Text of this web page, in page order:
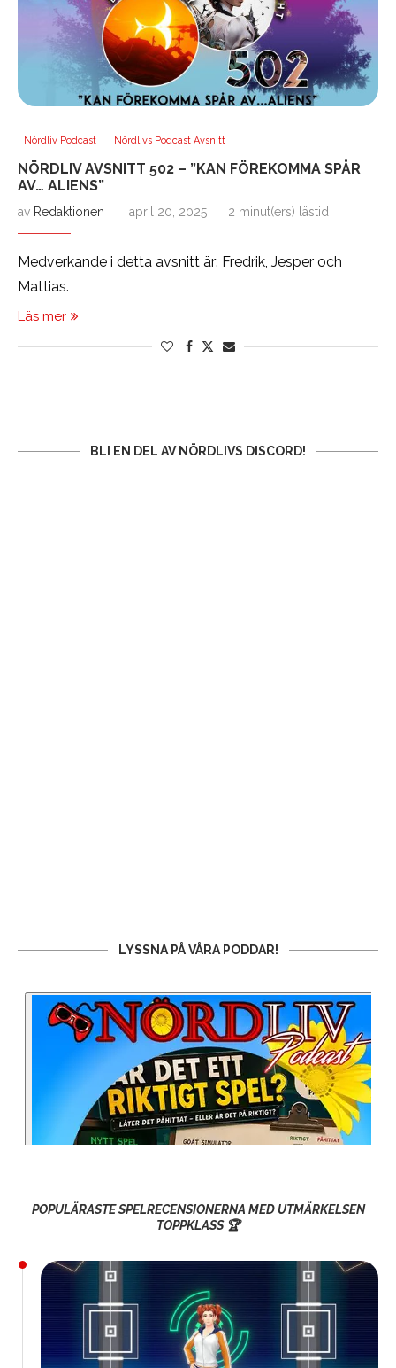
Nördliv Podcast Nördlivs Podcast Avsnitt
NÖRDLIV AVSNITT 502 – ”KAN FÖREKOMMA SPÅR
AV… ALIENS”
av Redaktionen april 20, 2025 2 minut(ers) lästid
Medverkande i detta avsnitt är: Fredrik, Jesper och
Mattias.
Läs mer
BLI EN DEL AV NÖRDLIVS DISCORD!
LYSSNA PÅ VÅRA PODDAR!
POPULÄRASTE SPELRECENSIONERNA MED UTMÄRKELSEN
TOPPKLASS 🏆